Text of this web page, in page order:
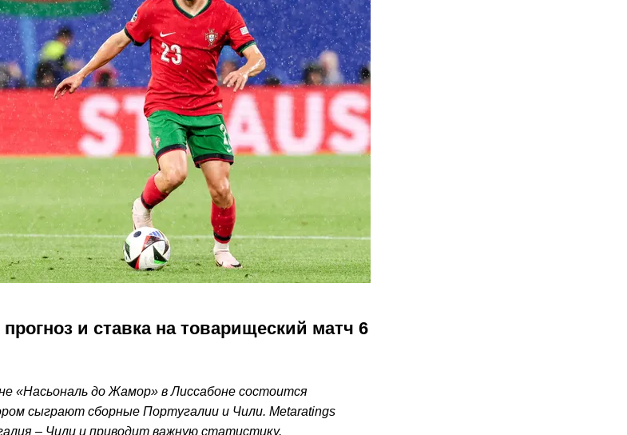
и ставка на товарищеский матч 6
«Насьональ до Жамор» в Лиссабоне состоится
сыграют сборные Португалии и Чили. Metaratings
– Чили и приводит важную статистику.